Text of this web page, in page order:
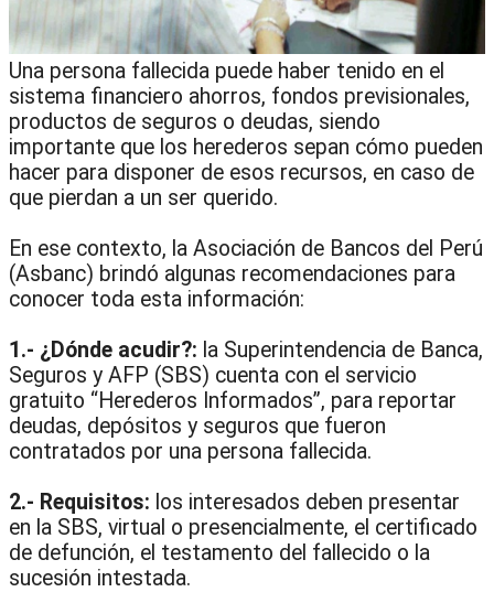
Una persona fallecida puede haber tenido en el
sistema financiero ahorros, fondos previsionales,
productos de seguros o deudas, siendo
importante que los herederos sepan cómo pueden
hacer para disponer de esos recursos, en caso de
que pierdan a un ser querido.
En ese contexto, la Asociación de Bancos del Perú
(Asbanc) brindó algunas recomendaciones para
conocer toda esta información:
1.- ¿Dónde acudir?: la Superintendencia de Banca,
Seguros y AFP (SBS) cuenta con el servicio
gratuito “Herederos Informados”, para reportar
deudas, depósitos y seguros que fueron
contratados por una persona fallecida.
2.- Requisitos: los interesados deben presentar
en la SBS, virtual o presencialmente, el certificado
de defunción, el testamento del fallecido o la
sucesión intestada.